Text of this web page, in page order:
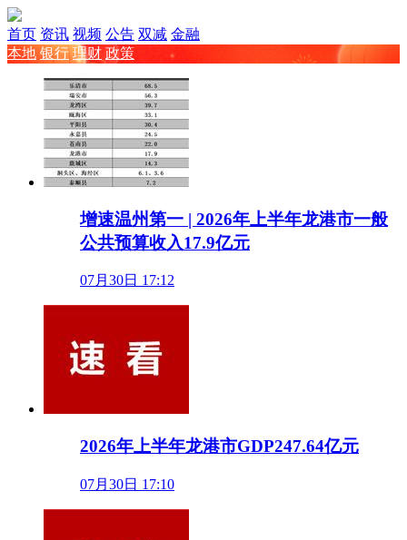
首页 资讯 视频 公告 双减 金融
本地 银行 理财 政策
增速温州第一 | 2026年上半年龙港市一般
公共预算收入17.9亿元
07月30日 17:12
2026年上半年龙港市GDP247.64亿元
07月30日 17:10